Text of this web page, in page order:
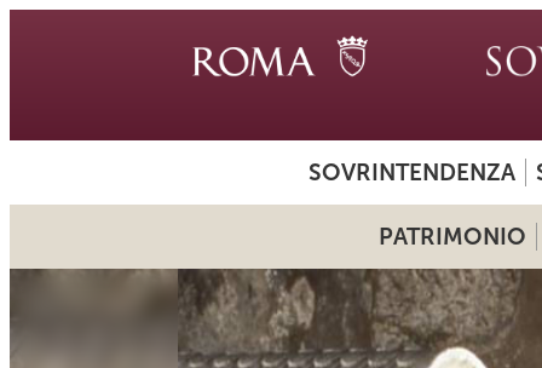
SOVRINTENDENZA
PATRIMONIO